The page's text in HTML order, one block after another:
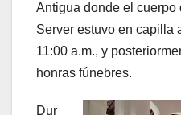
Antigua donde el cuerpo
Server estuvo en capilla
11:00 a.m., y
honras fúnebres.
Dur